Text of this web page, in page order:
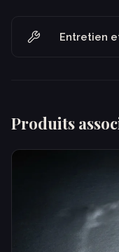
Entretien
Produits